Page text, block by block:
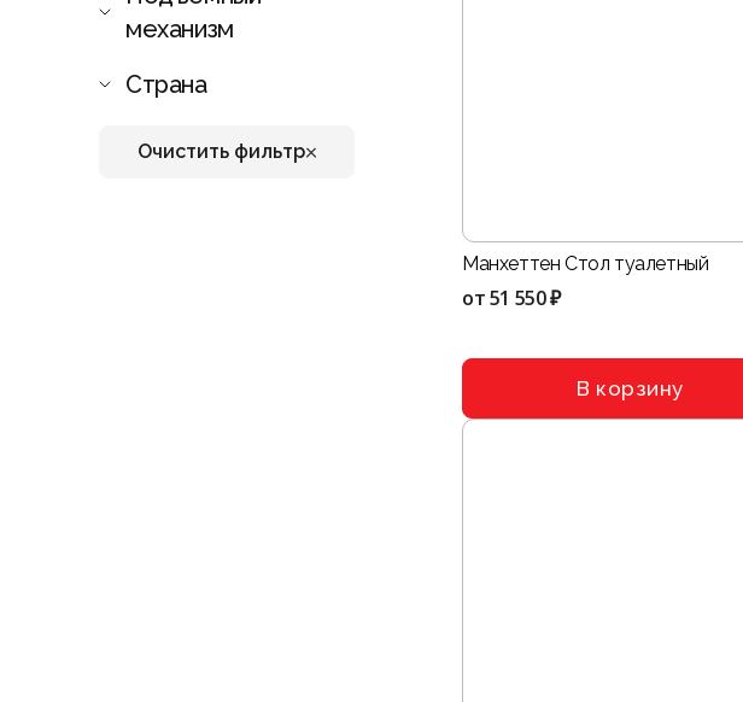
механизм
Страна
Очистить фильтр
Манхеттен Стол туалетный
от51 550 ₽
В корзину